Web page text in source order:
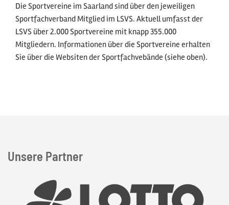
Die Sportvereine im Saarland sind über den jeweiligen
Sportfachverband Mitglied im LSVS. Aktuell umfasst der
LSVS über 2.000 Sportvereine mit knapp 355.000
Mitgliedern. Informationen über die Sportvereine erhalten
Sie über die Websiten der Sportfachvebände (siehe oben).
Unsere Partner